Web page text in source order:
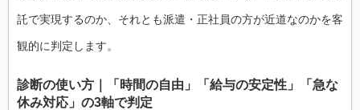
託で実現するのか、それとも派遣・正社員の方が近道なのかを客
観的に判定します。
診断の使い方｜「時間の自由」「給与の安定性」「急な
休み対応」の3軸で判定